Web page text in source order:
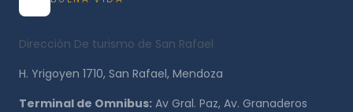
Dirección De turismo de San Rafael
H. Yrigoyen 1710, San Rafael, Mendoza
Terminal de Omnibus: Av Gral. Paz, Av. Granaderos